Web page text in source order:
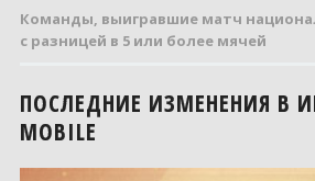
Команды, выигравшие матч
с разницей в 5 или более мячей
ПОСЛЕДНИЕ ИЗМЕНЕНИЯ В
MOBILE